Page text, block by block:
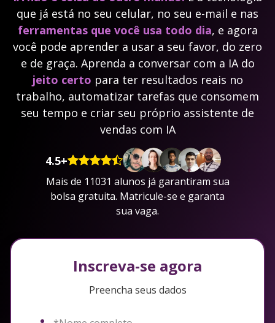
que já está no seu celular, no seu e-mail e nas
ferramentas que você usa todo dia, e agora
você pode aprender a usar a seu favor, do zero
e de graça. Aprenda a conversar com a IA do
jeito certo para ter resultados reais no
trabalho, automatizar tarefas que consomem
seu tempo e criar seu próprio assistente de
vendas com IA
4.5+
Mais de 11031 alunos já garantiram sua
bolsa gratuita. Matricule-se e garanta
sua vaga.
Inscreva-se agora
Preencha seus dados